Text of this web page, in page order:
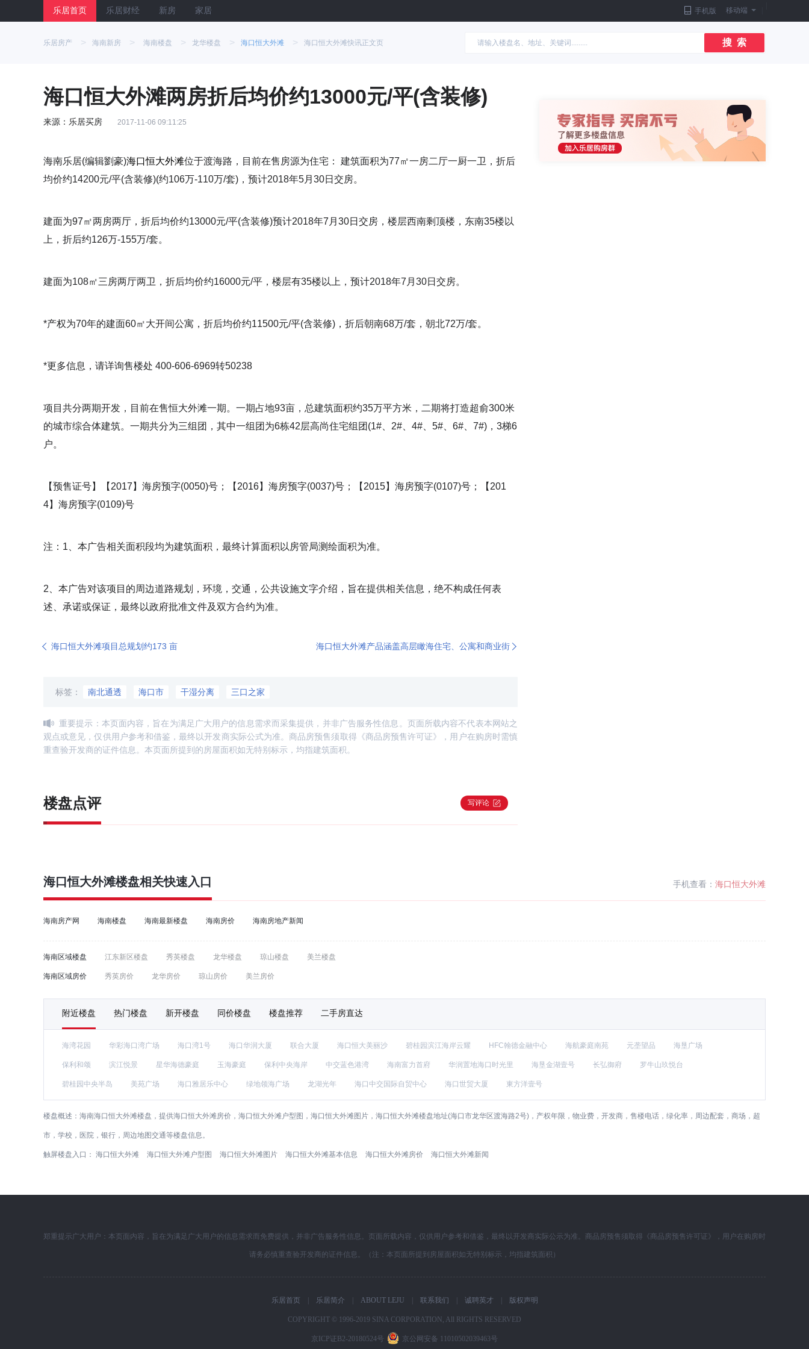
乐居首页 乐居财经 新房 家居 手机版 移动端
乐居房产 > 海南新房 > 海南楼盘 > 龙华楼盘 > 海口恒大外滩 > 海口恒大外滩快讯正文页 搜 索
海口恒大外滩两房折后均价约13000元/平(含装修)
来源：乐居买房 2017-11-06 09:11:25
海南乐居(编辑劉豪)海口恒大外滩位于渡海路，目前在售房源为住宅： 建筑面积为77㎡一房二厅一厨一卫，折后
均价约14200元/平(含装修)(约106万-110万/套)，预计2018年5月30日交房。
建面为97㎡两房两厅，折后均价约13000元/平(含装修)预计2018年7月30日交房，楼层西南剩顶楼，东南35楼以
上，折后约126万-155万/套。
建面为108㎡三房两厅两卫，折后均价约16000元/平，楼层有35楼以上，预计2018年7月30日交房。
*产权为70年的建面60㎡大开间公寓，折后均价约11500元/平(含装修)，折后朝南68万/套，朝北72万/套。
*更多信息，请详询售楼处 400-606-6969转50238
项目共分两期开发，目前在售恒大外滩一期。一期占地93亩，总建筑面积约35万平方米，二期将打造超俞300米
的城市综合体建筑。一期共分为三组团，其中一组团为6栋42层高尚住宅组团(1#、2#、4#、5#、6#、7#)，3梯6
户。
【预售证号】【2017】海房预字(0050)号；【2016】海房预字(0037)号；【2015】海房预字(0107)号；【201
4】海房预字(0109)号
注：1、本广告相关面积段均为建筑面积，最终计算面积以房管局测绘面积为准。
2、本广告对该项目的周边道路规划，环境，交通，公共设施文字介绍，旨在提供相关信息，绝不构成任何表
述、承诺或保证，最终以政府批准文件及双方合约为准。
海口恒大外滩项目总规划约173 亩 海口恒大外滩产品涵盖高层瞰海住宅、公寓和商业街
标签： 南北通透 海口市 干湿分离 三口之家
重要提示：本页面内容，旨在为满足广大用户的信息需求而采集提供，并非广告服务性信息。页面所载内容不代表本网站之
观点或意见，仅供用户参考和借鉴，最终以开发商实际公式为准。商品房预售须取得《商品房预售许可证》，用户在购房时需慎
重查验开发商的证件信息。本页面所提到的房屋面积如无特别标示，均指建筑面积。
楼盘点评 写评论
海口恒大外滩楼盘相关快速入口 手机查看： 海口恒大外滩
海南房产网 海南楼盘 海南最新楼盘 海南房价 海南房地产新闻
海南区域楼盘 江东新区楼盘 秀英楼盘 龙华楼盘 琼山楼盘 美兰楼盘
海南区域房价 秀英房价 龙华房价 琼山房价 美兰房价
附近楼盘 热门楼盘 新开楼盘 同价楼盘 楼盘推荐 二手房直达
海湾花园 华彩海口湾广场 海口湾1号 海口华润大厦 联合大厦 海口恒大美丽沙 碧桂园滨江海岸云耀 HFC翰德金融中心 海航豪庭南苑 元垄望品 海垦广场
保利和颂 滨江悦景 星华海德豪庭 玉海豪庭 保利中央海岸 中交蓝色港湾 海南富力首府 华润置地海口时光里 海垦金湖壹号 长弘御府 罗牛山玖悦台
碧桂园中央半岛 美苑广场 海口雅居乐中心 绿地领海广场 龙湖光年 海口中交国际自贸中心 海口世贸大厦 東方洋壹号
楼盘概述： 海南海口恒大外滩楼盘，提供海口恒大外滩房价，海口恒大外滩户型图，海口恒大外滩图片，海口恒大外滩楼盘地址(海口市龙华区渡海路2号)，产权年限，物业费，开发商，售楼电话，绿化率，周边配套，商场，超
市，学校，医院，银行，周边地图交通等楼盘信息。
触屏楼盘入口： 海口恒大外滩 海口恒大外滩户型图 海口恒大外滩图片 海口恒大外滩基本信息 海口恒大外滩房价 海口恒大外滩新闻
郑重提示广大用户：本页面内容，旨在为满足广大用户的信息需求而免费提供，并非广告服务性信息。页面所载内容，仅供用户参考和借鉴，最终以开发商实际公示为准。商品房预售须取得《商品房预售许可证》，用户在购房时
请务必慎重查验开发商的证件信息。（注：本页面所提到房屋面积如无特别标示，均指建筑面积）
乐居首页 乐居简介 ABOUT LEJU 联系我们 诚聘英才 版权声明
COPYRIGHT © 1996-2019 SINA CORPORATION, All RIGHTS RESERVED
京ICP证B2-20180524号 京公网安备 11010502039463号